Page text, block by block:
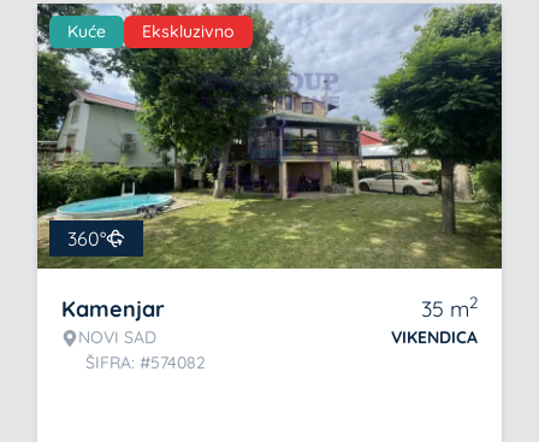
Kuće Ekskluzivno
360°
Kamenjar
NOVI SAD
ŠIFRA: #574082
35 m2
VIKENDICA